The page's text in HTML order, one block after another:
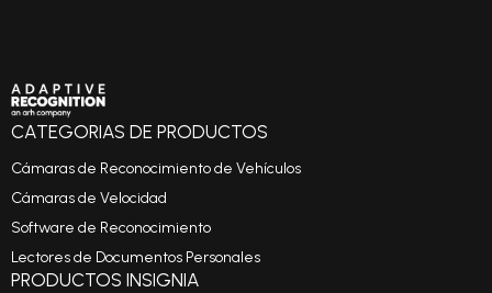
CATEGORIAS DE PRODUCTOS
Cámaras de Reconocimiento de Vehículos
Cámaras de Velocidad
Software de Reconocimiento
Lectores de Documentos Personales
PRODUCTOS INSIGNIA